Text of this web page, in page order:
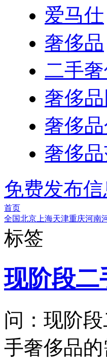
爱马仕
奢侈品
二手
奢侈
奢侈
奢侈品
免费发布信
首页
全国北京 上海天津重庆河南
标签
现阶段二
问：现阶
手奢侈品